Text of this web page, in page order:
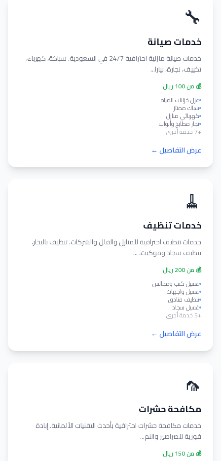
🔧
خدمات صيانة
خدمات صيانة منزلية احترافية 24/7 في السعودية. سباكة، كهرباء،
تكييف، نجارة، بيارا...
💰 من 100 ريال
عزل خزانات المياه
سباك ممتاز
كهربائي منازل
نجار مطابخ وأبواب
+7 خدمة أخرى
عرض التفاصيل ←
🧹
خدمات تنظيف
خدمات تنظيف احترافية للمنازل والفلل والشركات. تنظيف بالبخار،
تنظيف سجاد وموكيت، ...
💰 من 200 ريال
غسيل كنب ومجالس
غسيل واجهات
تنظيف فنادق
غسيل سجاد
+5 خدمة أخرى
عرض التفاصيل ←
🦟
مكافحة حشرات
خدمات مكافحة حشرات احترافية بأحدث التقنيات الألمانية. إبادة
فورية للصراصير والنم...
💰 من 150 ريال